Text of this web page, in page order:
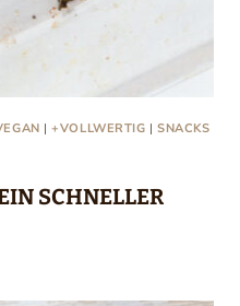
|+VOLLWERTIG |SNACKS
SCHNELLER